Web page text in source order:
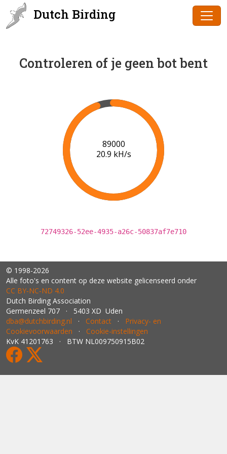
Dutch Birding
Controleren of je geen bot bent
90000
20.9 kH/s
72749326-52ee-4935-a26c-50837af7e710
© 1998-2026
Alle foto's en content op deze website gelicenseerd onder
CC BY‑NC‑ND 4.0
Dutch Birding Association
Germenzeel 707 · 5403 XD Uden
dba@dutchbirding.nl · Contact · Privacy- en
Cookievoorwaarden · Cookie-instellingen
KvK 41201763 · BTW NL009750915B02